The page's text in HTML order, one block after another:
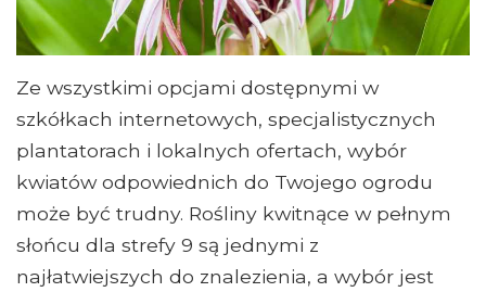
Ze wszystkimi opcjami dostępnymi w
szkółkach internetowych, specjalistycznych
plantatorach i lokalnych ofertach, wybór
kwiatów odpowiednich do Twojego ogrodu
może być trudny. Rośliny kwitnące w pełnym
słońcu dla strefy 9 są jednymi z
najłatwiejszych do znalezienia, a wybór jest